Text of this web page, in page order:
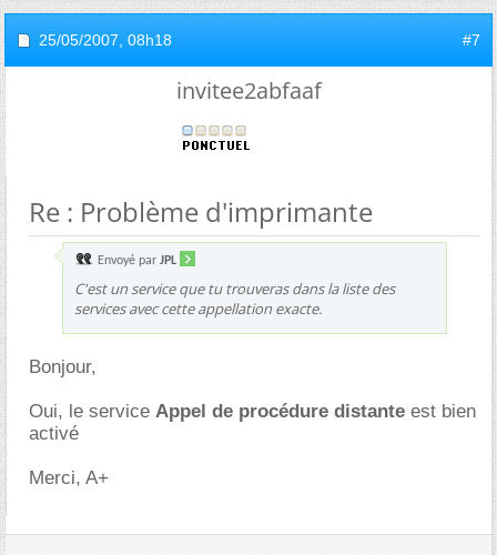
25/05/2007, 08h18 #7
invitee2abfaaf
Re : Problème d'imprimante
Envoyé par JPL
C'est un service que tu trouveras dans la liste des
services avec cette appellation exacte.
Bonjour,
Oui, le service Appel de procédure distante est bien
activé
Merci, A+